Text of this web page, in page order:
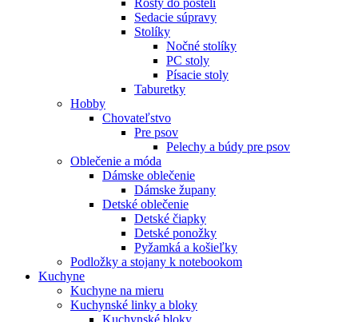
Sedacie súpravy
Stolíky
Nočné stolíky
PC stoly
Písacie stoly
Taburetky
Hobby
Chovateľstvo
Pre psov
Pelechy a búdy pre psov
Oblečenie a móda
Dámske oblečenie
Dámske župany
Detské oblečenie
Detské čiapky
Detské ponožky
Pyžamká a košieľky
Podložky a stojany k notebookom
Kuchyne
Kuchyne na mieru
Kuchynské linky a bloky
Kuchynské bloky